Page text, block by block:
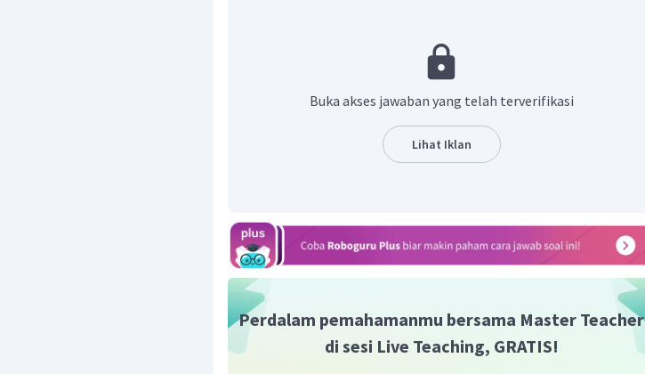
mol oktana
Buka akses jawaban yang telah terverifikasi
Lihat Iklan
Perdalam pemahamanmu bersama Master Teacher
di sesi Live Teaching, GRATIS!